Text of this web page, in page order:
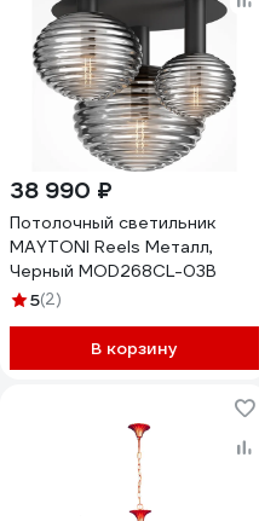
38 990 ₽
Потолочный светильник
MAYTONI Reels Металл,
Черный MOD268CL-03B
5(2)
В корзину